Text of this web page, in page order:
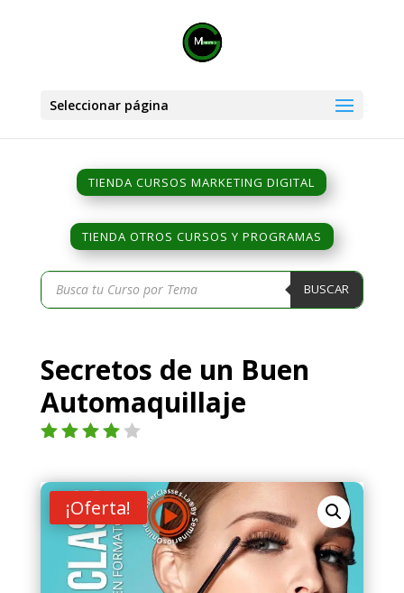
Seleccionar página
TIENDA CURSOS MARKETING DIGITAL
TIENDA OTROS CURSOS Y PROGRAMAS
Búsqueda
de
productos
BUSCAR
Secretos de un Buen
Automaquillaje
4.00de
5 en
base a
valoraci
ón de
cliente
¡Oferta!